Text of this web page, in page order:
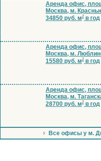
Аренда офис,
Москва, м.
34850 руб. м2 в год
Аренда офис,
Москва, м.
15580 руб. м2 в год
Аренда офис,
Москва, м.
28700 руб. м2 в год
Все офисы у м.